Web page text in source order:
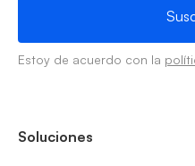
Estoy de acuerdo con la
Soluciones